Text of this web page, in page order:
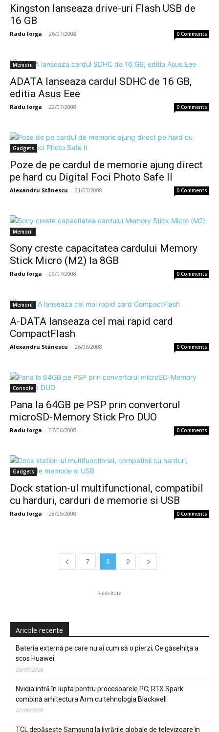
Kingston lanseaza drive-uri Flash USB de
16 GB
Radu Iorga - 26/07/2008 0 Comments
Memorii
ADATA lanseaza cardul SDHC de 16 GB,
editia Asus Eee
Radu Iorga - 22/07/2008 0 Comments
Gadgets
Poze de pe cardul de memorie ajung direct
pe hard cu Digital Foci Photo Safe II
Alexandru Stănescu - 21/07/2008 0 Comments
Memorii
Sony creste capacitatea cardului Memory
Stick Micro (M2) la 8GB
Radu Iorga - 09/07/2008 0 Comments
Memorii
A-DATA lanseaza cel mai rapid card
CompactFlash
Alexandru Stănescu - 26/06/2008 0 Comments
Console
Pana la 64GB pe PSP prin convertorul
microSD-Memory Stick Pro DUO
Radu Iorga - 07/06/2008 0 Comments
Gadgets
Dock station-ul multifunctional, compatibil
cu harduri, carduri de memorie si USB
Radu Iorga - 28/05/2008 0 Comments
7 8 9
Publicitate
Aricole recente
Bateria externă pe care nu ai cum să o pierzi; Ce găselniţa a
scos Huawei
05/08/2026
Nvidia intră în lupta pentru procesoarele PC; RTX Spark
combină arhitectura Arm cu tehnologia Blackwell
02/06/2026
TCL depășește Samsung la livrările globale de televizoare în